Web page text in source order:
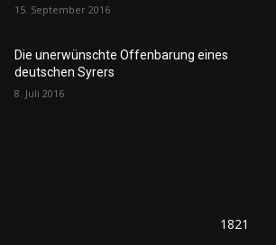
15. September 2016
Die unerwünschte Offenbarung eines
deutschen Syrers
8. Juli 2016
1821